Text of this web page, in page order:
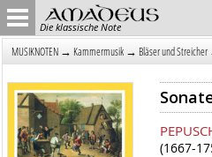
Die klassische Note
MUSIKNOTEN → Kammermusik → Bläser und Streicher
(1667-